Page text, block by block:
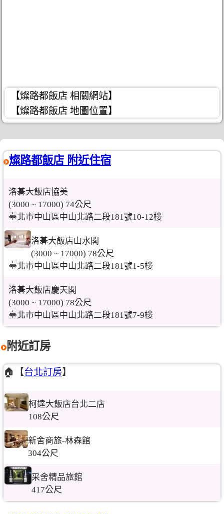
【燦路都飯店 相關網站】
【燦路都飯店 地圖位置】
燦路都飯店 附近住宿
洛碁大飯店協美
(3000 ~ 17000) 74公尺
臺北市中山區中山北路二段181號10-12樓
洛碁大飯店山水閣
(3000 ~ 17000) 78公尺
臺北市中山區中山北路二段181號1-5樓
洛碁大飯店慶天閣
(3000 ~ 17000) 78公尺
臺北市中山區中山北路二段181號7-9樓
附近訂房
🏠【台北訂房】
柯達大飯店台北二店
108公尺
新舍商旅-林森館
304公尺
采舍精品旅館
417公尺